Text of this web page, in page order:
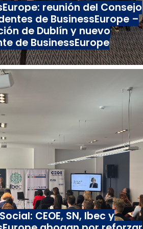
reunión del Consejo
de BusinessEurope –
de Dublín y nuevo
de BusinessEurope
CEOE, SN, Ibec y